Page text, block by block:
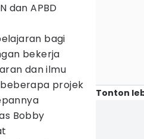
dan APBD
bagi
bekerja
dan ilmu
projek
Bobby
Tonton